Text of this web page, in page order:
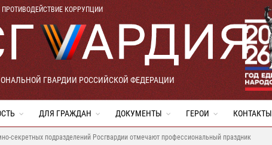
ПРОТИВОДЕЙСТВИЕ КОРРУПЦИИ
ГВАРДИИ РОССИЙСКОЙ ФЕДЕРАЦИИ
ДЛЯ ГРАЖДАН ДОКУМЕНТЫ ГЕРОИ КОНТАКТЫ
секретных подразделений Росгвардии отмечают профессиональный праздник